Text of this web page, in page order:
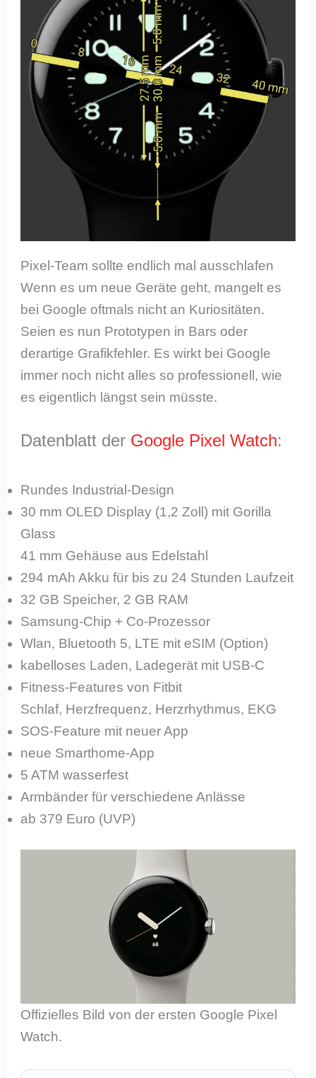
Pixel-Team sollte endlich mal ausschlafen
Wenn es um neue Geräte geht, mangelt es
bei Google oftmals nicht an Kuriositäten.
Seien es nun Prototypen in Bars oder
derartige Grafikfehler. Es wirkt bei Google
immer noch nicht alles so professionell, wie
es eigentlich längst sein müsste.
Datenblatt der Google Pixel Watch:
Rundes Industrial-Design
30 mm OLED Display (1,2 Zoll) mit Gorilla
Glass
41 mm Gehäuse aus Edelstahl
294 mAh Akku für bis zu 24 Stunden Laufzeit
32 GB Speicher, 2 GB RAM
Samsung-Chip + Co-Prozessor
Wlan, Bluetooth 5, LTE mit eSIM (Option)
kabelloses Laden, Ladegerät mit USB-C
Fitness-Features von Fitbit
Schlaf, Herzfrequenz, Herzrhythmus, EKG
SOS-Feature mit neuer App
neue Smarthome-App
5 ATM wasserfest
Armbänder für verschiedene Anlässe
ab 379 Euro (UVP)
Offizielles Bild von der ersten Google Pixel
Watch.